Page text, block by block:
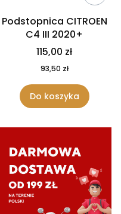
Podstopnica CITROEN
C4 III 2020+
115,00 zł
93,50 zł
Do koszyka